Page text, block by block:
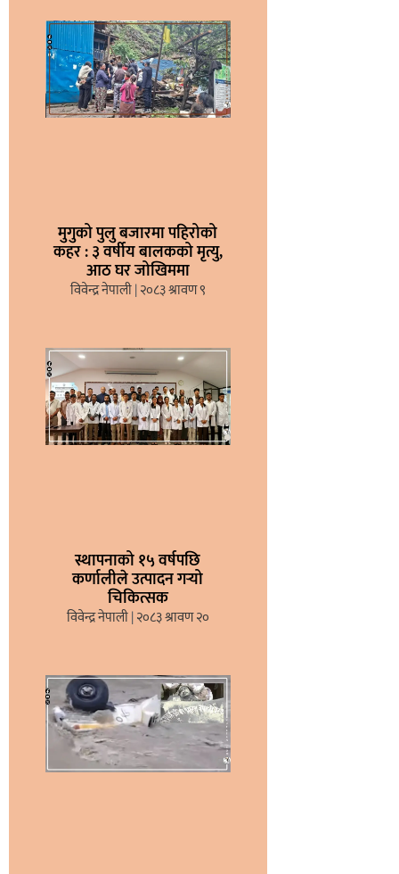
मुगुको पुलु बजारमा पहिरोको
कहर : ३ वर्षीय बालकको मृत्यु,
आठ घर जोखिममा
विवेन्द्र नेपाली २०८३ श्रावण ९
स्थापनाको १५ वर्षपछि
कर्णालीले उत्पादन गर्‍यो
चिकित्सक
विवेन्द्र नेपाली २०८३ श्रावण २०